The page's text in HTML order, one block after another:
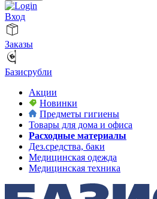
Вход
Заказы
Базисрубли
Акции
Новинки
Предметы гигиены
Товары для дома и офиса
Расходные материалы
Дез.средства, баки
Медицинская одежда
Медицинская техника